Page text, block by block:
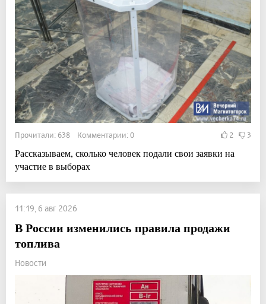
Прочитали: 638 Комментарии: 0 2 3
Рассказываем, сколько человек подали свои заявки на
участие в выборах
11:19, 6 авг 2026
В России изменились правила продажи
топлива
Новости